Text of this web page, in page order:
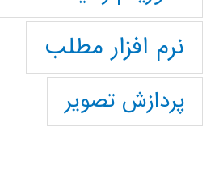
نرم افزار مطلب
پردازش تصویر